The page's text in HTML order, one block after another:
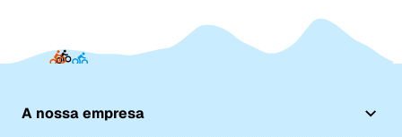
A nossa empresa